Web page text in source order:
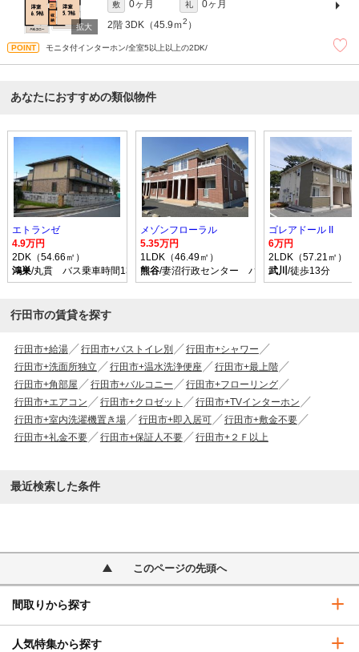
敷 0ヶ月 礼
0ヶ月
2階 3DK（45.9ｍ2 ）
モニタ付インターホン/全室5以上以上の2DK/
あなたにおすすめの類似物件
エトランゼ
4.9万円
2DK（54.66㎡）
鴻巣/丸貫 バス乗車時間13分 停歩5分
メゾンフローラル
5.35万円
1LDK（46.49㎡）
熊谷/妻沼行政センター バス乗車時間34分 停歩
ゴレアドール II
6万円
2LDK（57.21㎡）
武川 /徒歩13分
行田市の賃貸を探す
行田市+給湯 行田市+バストイレ別
行田市+シャワー
行田市+洗面所独立
行田市+温水洗浄便座
行田市+最上階
行田市+角部屋
行田市+バルコニー
行田市+フローリング
行田市+エアコン
行田市+クロゼット
行田市+TVインターホン
行田市+室内洗濯機置き場
行田市+即入居可
行田市+敷金不要
行田市+礼金不要
行田市+保証人不要 行田市+２Ｆ以上
最近検索した条件
このページの先頭へ
間取りから探す
人気特集から探す